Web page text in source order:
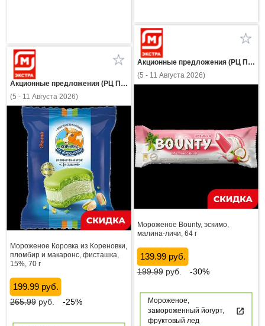
Акционные предложения (РЦ Пнз)
(5 - 11 Августа 2026)
Мороженое Bounty, эскимо,
малина-личи, 64 г
139.99 руб.
199.99руб. -30%
Мороженое,
замороженный йогурт,
фруктовый лед
Акционные предложения (РЦ Пнз)
(5 - 11 Августа 2026)
Мороженое Коровка из Кореновки,
пломбир и макаронс, фисташка,
15%, 70 г
199.99 руб.
265.99руб. -25%